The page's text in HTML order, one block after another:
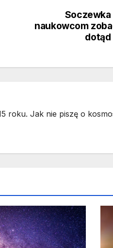
Soczewka
naukowcom
dotąd
roku. Jak nie piszę o